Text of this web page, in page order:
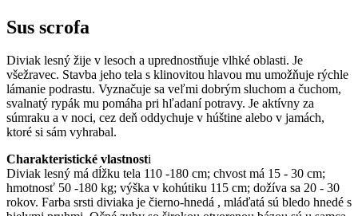
Sus scrofa
Diviak lesný žije v lesoch a uprednostňuje vlhké oblasti. Je
všežravec. Stavba jeho tela s klinovitou hlavou mu umožňuje rýchle
lámanie podrastu. Vyznačuje sa veľmi dobrým sluchom a čuchom,
svalnatý rypák mu pomáha pri hľadaní potravy. Je aktívny za
súmraku a v noci, cez deň oddychuje v húštine alebo v jamách,
ktoré si sám vyhrabal.
Charakteristické vlastnosti
Diviak lesný má dĺžku tela 110 -180 cm; chvost má 15 - 30 cm;
hmotnosť 50 -180 kg; výška v kohútiku 115 cm; dožíva sa 20 - 30
rokov. Farba srsti diviaka je čierno-hnedá , mláďatá sú bledo hnedé s